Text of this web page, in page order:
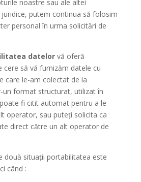
noastre sau ale altei
putem continua să folosim
personal în urma solicitări de
datelor vă oferă
cere să vă furnizăm datele cu
care le-am colectat de la
un format structurat, utilizat în
fi citit automat pentru a le
operator, sau puteți solicita ca
direct către un alt operator de
două situații portabilitatea este
când :